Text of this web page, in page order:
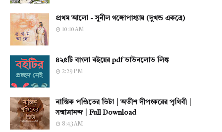
প্রথম আলো - সুনীল গঙ্গোপাধ্যায় (দুখন্ড একত্রে)
10:10 AM
৪২৫টি বাংলা বইয়ের pdf ডাউনলোড লিঙ্ক
2:29 PM
নাস্তিক পণ্ডিতের ভিটা | অতীশ দীপংকরের পৃথিবী |
সন্মাত্রানন্দ | Full Download
8:43 AM